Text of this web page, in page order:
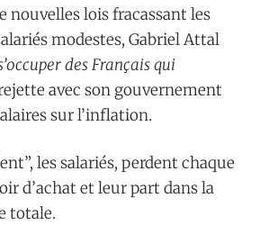
nouvelles lois fracassant les
modestes, Gabriel Attal
des Français qui
avec son gouvernement
sur l’inflation.
les salariés, perdent chaque
d’achat et leur part dans la
totale.